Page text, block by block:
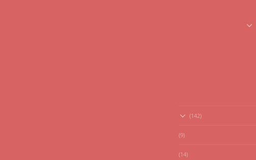
(142)
(9)
(14)